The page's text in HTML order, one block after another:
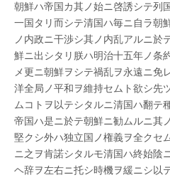
朝鮮ハ帝国カ其ノ始ニ啓誘シテ列
一国タリ而シテ清国ハ毎ニ自ラ朝
ノ内政ニ干渉シ其ノ内乱アルニ於
鮮ニ出シタリ朕ハ明治十五年ノ条
メ更ニ朝鮮ヲシテ禍乱ヲ永遠ニ免
洋全局ノ平和ヲ維持セムト欲シ先
ムコトヲ以テシタルニ清国ハ翻テ
帝国ハ是ニ於テ朝鮮ニ勧ムルニ其
堅クシ外ハ独立国ノ権義ヲ全クセ
ニ之ヲ肯諾シタルモ清国ハ終始陰
ヘ辞ヲ左右ニ托シ時機ヲ緩ニシ以